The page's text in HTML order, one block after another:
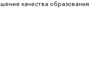
качества образования